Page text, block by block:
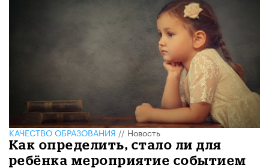
КАЧЕСТВО ОБРАЗОВАНИЯ//Новость
Как определить, стало ли для
ребёнка мероприятие событием